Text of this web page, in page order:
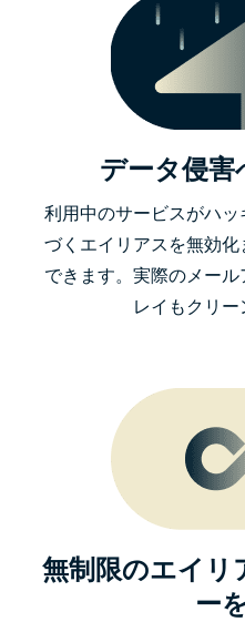
データ侵害
利用中のサービスがハ
づくエイリアスを無効
できます。実際のメー
レイもクリー
無制限のエイリ
ー